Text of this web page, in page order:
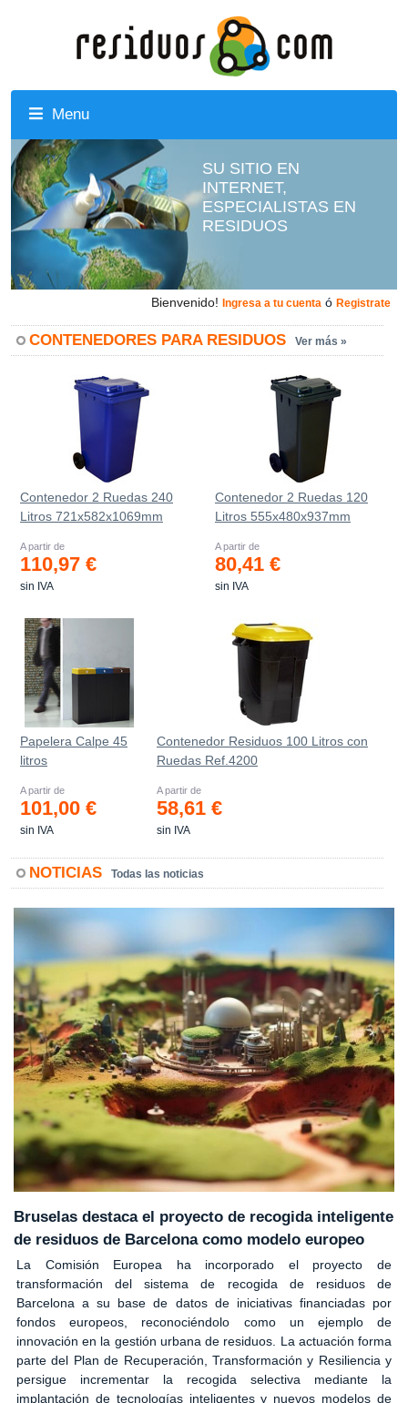
Menu
SU SITIO EN
INTERNET,
ESPECIALISTAS EN
RESIDUOS
Bienvenido! Ingresa a tu cuenta ó Registrate
CONTENEDORES PARA RESIDUOS Ver más »
Contenedor 2 Ruedas 240
Litros 721х582х1069mm
A partir de
110,97 €
sin IVA
Contenedor 2 Ruedas 120
Litros 555х480х937mm
A partir de
80,41 €
sin IVA
Papelera Calpe 45
litros
A partir de
101,00 €
sin IVA
Contenedor Residuos 100 Litros con
Ruedas Ref.4200
A partir de
58,61 €
sin IVA
NOTICIAS Todas las noticias
Bruselas destaca el proyecto de recogida inteligente
de residuos de Barcelona como modelo europeo
La Comisión Europea ha incorporado el proyecto de
transformación del sistema de recogida de residuos de
Barcelona a su base de datos de iniciativas financiadas por
fondos europeos, reconociéndolo como un ejemplo de
innovación en la gestión urbana de residuos. La actuación forma
parte del Plan de Recuperación, Transformación y Resiliencia y
persigue incrementar la recogida selectiva mediante la
implantación de tecnologías inteligentes y nuevos modelos de